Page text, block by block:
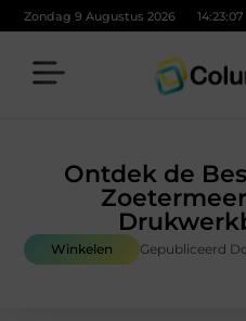
Zondag 9 Augustus 2026 14:23:09
Ontdek de
Winkelen Gepubliceerd